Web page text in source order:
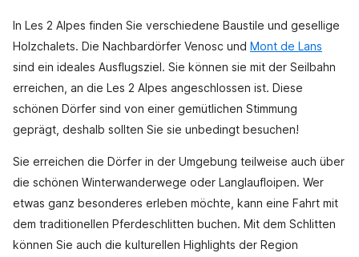
In Les 2 Alpes finden Sie verschiedene Baustile und gesellige
Holzchalets. Die Nachbardörfer Venosc und Mont de Lans
sind ein ideales Ausflugsziel. Sie können sie mit der Seilbahn
erreichen, an die Les 2 Alpes angeschlossen ist. Diese
schönen Dörfer sind von einer gemütlichen Stimmung
geprägt, deshalb sollten Sie sie unbedingt besuchen!
Sie erreichen die Dörfer in der Umgebung teilweise auch über
die schönen Winterwanderwege oder Langlaufloipen. Wer
etwas ganz besonderes erleben möchte, kann eine Fahrt mit
dem traditionellen Pferdeschlitten buchen. Mit dem Schlitten
können Sie auch die kulturellen Highlights der Region